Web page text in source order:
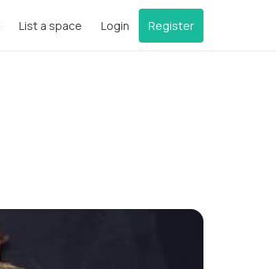
List a space Login Register